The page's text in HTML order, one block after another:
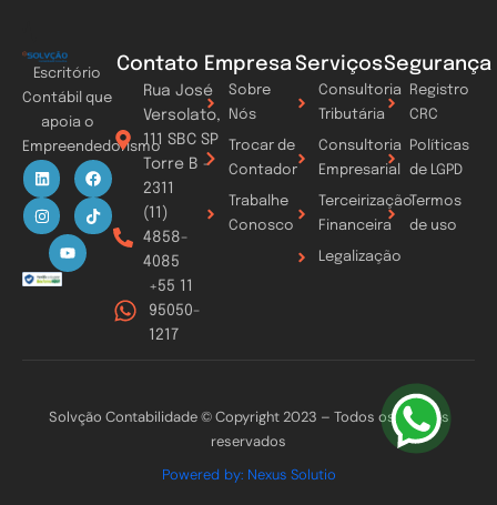
Escritório
Contábil que
apoia o
Empreendedorismo
L
i
n
k
e
d
n
F
a
c
e
b
I
n
s
t
a
a
m
T
i
k
t
o
o
u
b
e
Contato
Rua José
Versolato,
111 SBC SP
Torre B -
2311
(11)
4858-
4085
+55 11
95050-
1217
Empresa
Sobre
Nós
Trocar de
Contador
Trabalhe
Conosco
Serviços
Consultoria
Tributária
Consultoria
Empresarial
Terceirização
Financeira
Legalização
Segurança
Registro
CRC
Políticas
de LGPD
Termos
de uso
Solvção Contabilidade © Copyright 2023 – Todos os direitos
reservados
Powered by: Nexus Solutio